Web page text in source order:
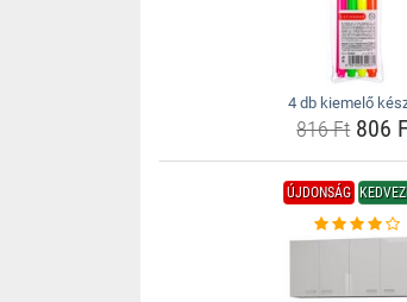
4 db kiemelő
816 Ft806
ÚJDONSÁG